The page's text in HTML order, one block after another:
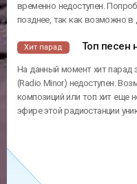
временно недоступен.
позднее, так как возможно в
Хит парад Топ песен
На данный момент хит парад
(Radio Minor) недоступен.
композиций или топ хит еще
эфире этой радиостанции